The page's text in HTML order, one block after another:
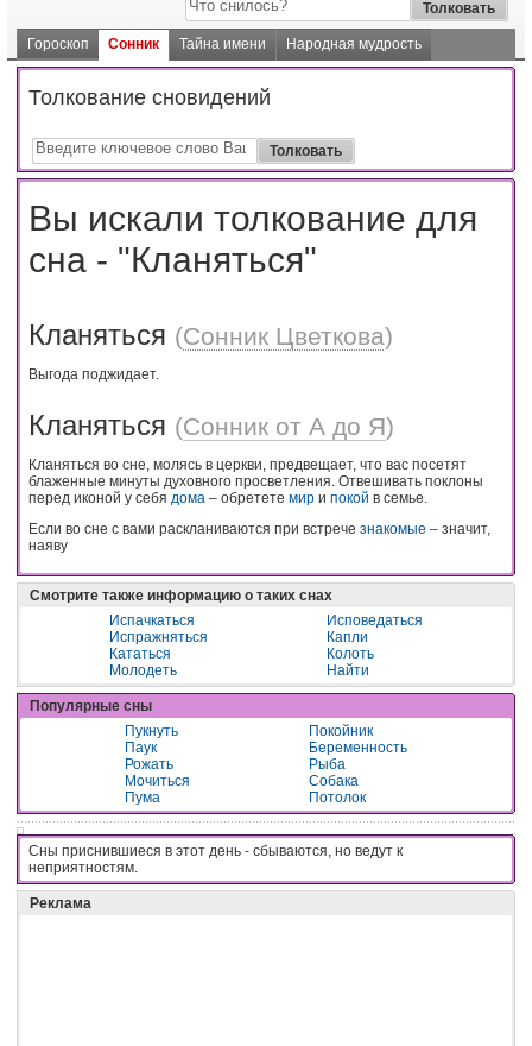
Гороскоп Сонник Тайна имени Народная мудрость
Толкование сновидений
Вы искали толкование для
сна - "Кланяться"
Кланяться (Сонник Цветкова)
Выгода поджидает.
Кланяться (Сонник от А до Я)
Кланяться во сне, молясь в церкви, предвещает, что вас посетят
блаженные минуты духовного просветления. Отвешивать поклоны
перед иконой у себя дома – обретете мир и покой в семье.
Если во сне с вами раскланиваются при встрече знакомые – значит,
наяву
Смотрите также информацию о таких снах
Испачкаться
Исповедаться
Испражняться
Капли
Кататься
Колоть
Молодеть
Найти
Популярные сны
Пукнуть
Покойник
Паук
Беременность
Рожать
Рыба
Мочиться
Собака
Пума
Потолок
Сны приснившиеся в этот день - cбывaютcя, нo вeдyт к
нeпpиятнocтям.
Реклама